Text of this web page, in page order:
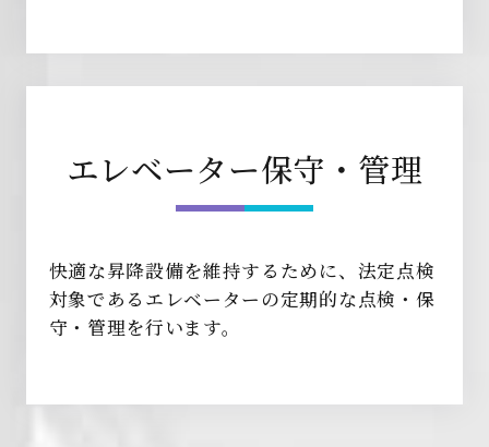
エレベーター保守・管理
快適な昇降設備を維持するために、法定点検
対象であるエレベーターの定期的な点検・保
守・管理を行います。